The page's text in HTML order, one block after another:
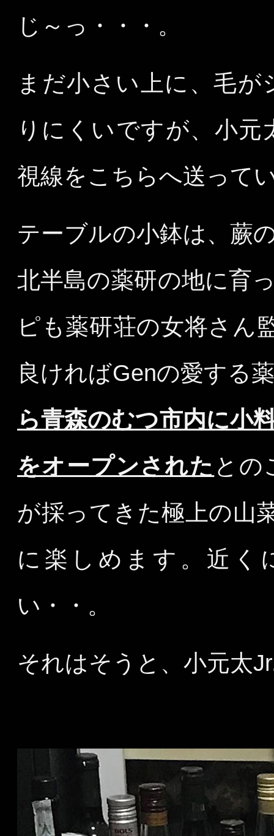
じ～っ・・・。
まだ小さい上に、毛
りにくいですが、小
視線をこちらへ送って
テーブルの小鉢は、蕨
北半島の薬研の地に育
ピも薬研荘の女将さん
良ければGenの愛する
ら青森のむつ市内に小
をオープンされた との
が採ってきた極上の山
に楽しめます。近く
い・・。
それはそうと、小元太